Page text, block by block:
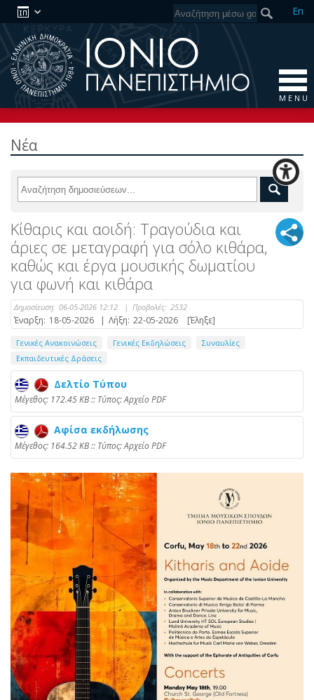
En
M E N U
Νέα
Κίθαρις και αοιδή: Τραγούδια και
άριες σε μεταγραφή για σόλο κιθάρα,
καθώς και έργα μουσικής δωματίου
για φωνή και κιθάρα
Δημοσίευση: 06-05-2026 12:12 | Προβολές: 2532
Έναρξη: 18-05-2026 | Λήξη: 22-05-2026 [Έληξε]
Γενικές Ανακοινώσεις Γενικές Εκδηλώσεις
Συναυλίες
Εκπαιδευτικές Δράσεις
Δελτίο Τύπου
Mέγεθος: 172.45 KB :: Τύπος: Αρχείο PDF
Αφίσα εκδήλωσης
Mέγεθος: 164.52 KB :: Τύπος: Αρχείο PDF